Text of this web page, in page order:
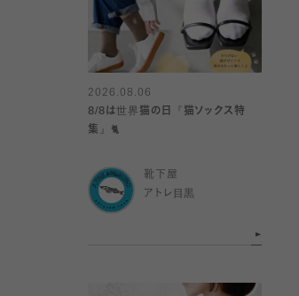
2026.08.06
8/8は世界猫の日『猫ソックス特
集』🐈
靴下屋
アトレ目黒